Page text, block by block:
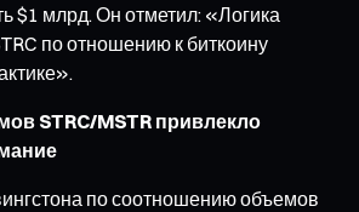
$1 млрд. Он отметил: «Логика
по отношению к биткоину
STRC/MSTR привлекло
по соотношению объемов